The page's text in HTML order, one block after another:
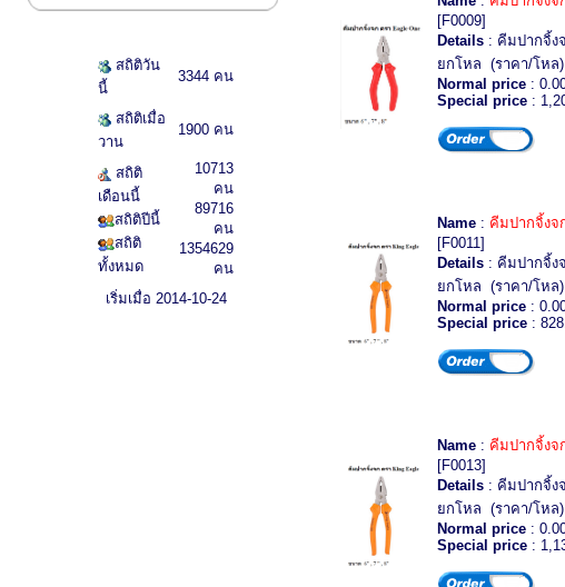
สถิติวัน
นี้
3344 คน
สถิติเมื่อ
วาน
1900 คน
สถิติ
เดือนนี้
สถิติปีนี้
สถิติ
ทั้งหมด
10713
คน
89716
คน
1354629
คน
เริ่มเมื่อ 2014-10-24
[F0009]
Details : คีมปากจิ้ง
ยกโหล (ราคา/โหล)
Normal price :
Special price :
Name : คีมปากจิ้งจ
[F0011]
Details : คีมปากจิ้ง
ยกโหล (ราคา/โหล)
Normal price :
Special price :
Name : คีมปากจิ้งจ
[F0013]
Details : คีมปากจิ้ง
ยกโหล (ราคา/โหล)
Normal price :
Special price :